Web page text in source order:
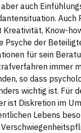
auch
Auch
Kreativität, Know-
Psyche der
für sein
immer
so dass
wichtig ist. Für
ist Diskretion im
Lebens